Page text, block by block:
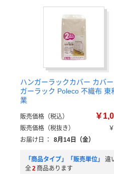
ハンガーラックカバー カバ
ガーラック Poleco 不織布 東
業
販売価格（税込） ￥
販売価格（税抜き）
お届け日
： 8月14日（金）
「商品タイプ」「販売単位」
違
全2 商品あります